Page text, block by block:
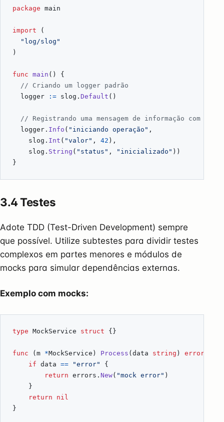
package main
import
(
"log/slog"
)
func main ()
{
// Criando um logger padrão
logger
:= slog . Default ()
// Registrando uma mensagem de informação com
logger . Info ( "iniciando operação" ,
slog . Int ( "valor" , 42 ),
slog . String ( "status" , "inicializado" ))
}
3.4 Testes
Adote TDD (Test-Driven Development) sempre
que possível. Utilize subtestes para dividir testes
complexos em partes menores e módulos de
mocks para simular dependências externas.
Exemplo com mocks:
type MockService struct {}
func ( m *MockService ) Process ( data string ) error
if data == "error"
{
return errors . New( "mock error" )
}
return
nil
}